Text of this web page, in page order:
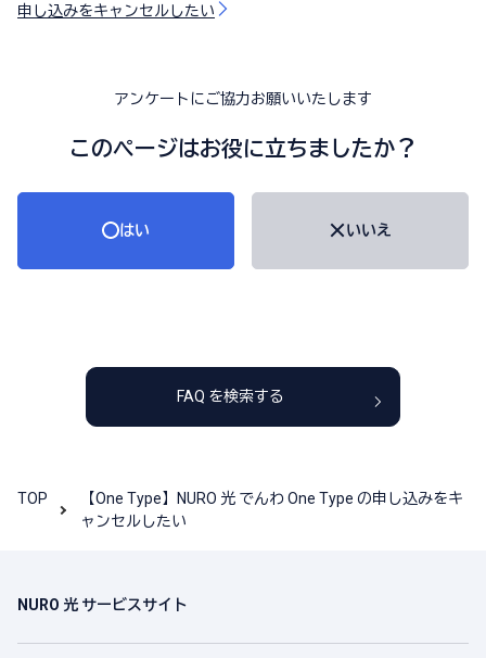
申し込みをキャンセルしたい
アンケートにご協力お願いいたします
このページはお役に立ちましたか？
はい いいえ
FAQ を検索する
TOP
【One Type】NURO 光 でんわ One Type の申し込みをキ
ャンセルしたい
NURO 光 サービスサイト